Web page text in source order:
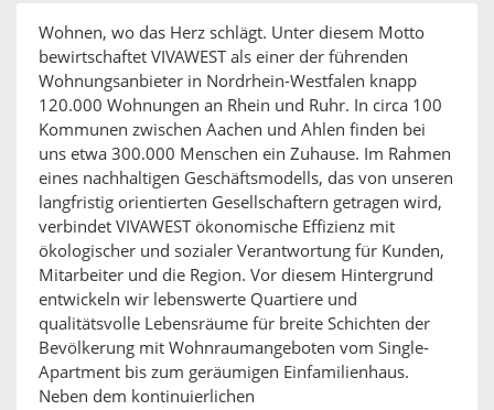
Wohnen, wo das Herz schlägt. Unter diesem Motto
bewirtschaftet VIVAWEST als einer der führenden
Wohnungsanbieter in Nordrhein-Westfalen knapp
120.000 Wohnungen an Rhein und Ruhr. In circa 100
Kommunen zwischen Aachen und Ahlen finden bei
uns etwa 300.000 Menschen ein Zuhause. Im Rahmen
eines nachhaltigen Geschäftsmodells, das von unseren
langfristig orientierten Gesellschaftern getragen wird,
verbindet VIVAWEST ökonomische Effizienz mit
ökologischer und sozialer Verantwortung für Kunden,
Mitarbeiter und die Region. Vor diesem Hintergrund
entwickeln wir lebenswerte Quartiere und
qualitätsvolle Lebensräume für breite Schichten der
Bevölkerung mit Wohnraumangeboten vom Single-
Apartment bis zum geräumigen Einfamilienhaus.
Neben dem kontinuierlichen